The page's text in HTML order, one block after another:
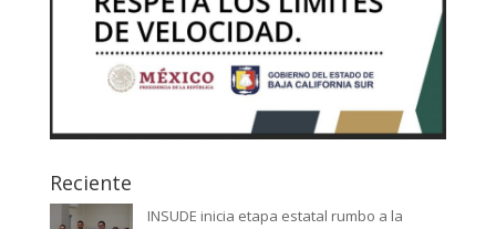
Reciente
INSUDE inicia etapa estatal rumbo a la